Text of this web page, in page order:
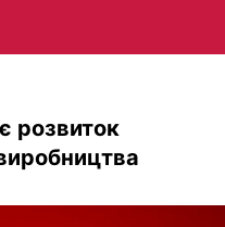
розвиток